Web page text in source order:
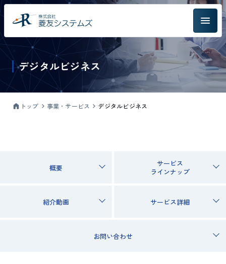
デジタルビジネス
トップ 事業・サービス デジタルビジネス
概要
サービス
ラインナップ
紹介動画 サービス詳細
お問い合わせ